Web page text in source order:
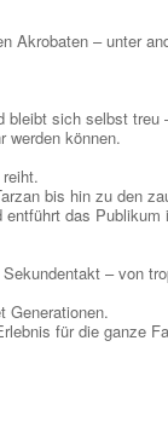
Akrobaten – unter
sich selbst
werden können.
bis hin zu den
das
– von
Generationen.
für die ganze